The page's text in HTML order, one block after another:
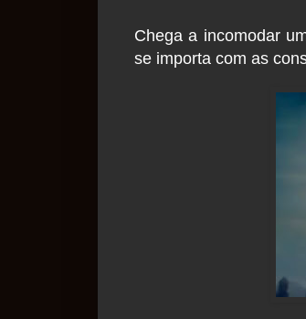
Chega a incomodar
se importa com as